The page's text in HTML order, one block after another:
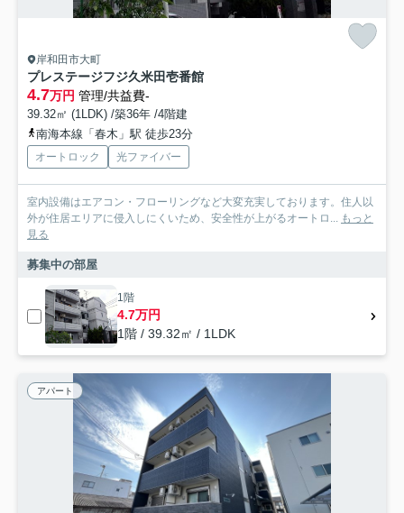
岸和田市大町
プレステージフジ久米田壱番館
4.7万円 管理/共益費-
39.32㎡ (1LDK) /築36年 /4階建
南海本線「春木」駅 徒歩23分
オートロック 光ファイバー
室内設備はエアコン・フローリングなど大変充実しております。住人以
外が住居エリアに侵入しにくいため、安全性が上がるオートロ... もっと
見る
募集中の部屋
1階
4.7万円
1階 / 39.32㎡ / 1LDK
アパート